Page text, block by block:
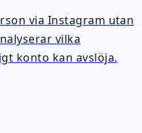
via Instagram utan
vilka
konto kan avslöja.